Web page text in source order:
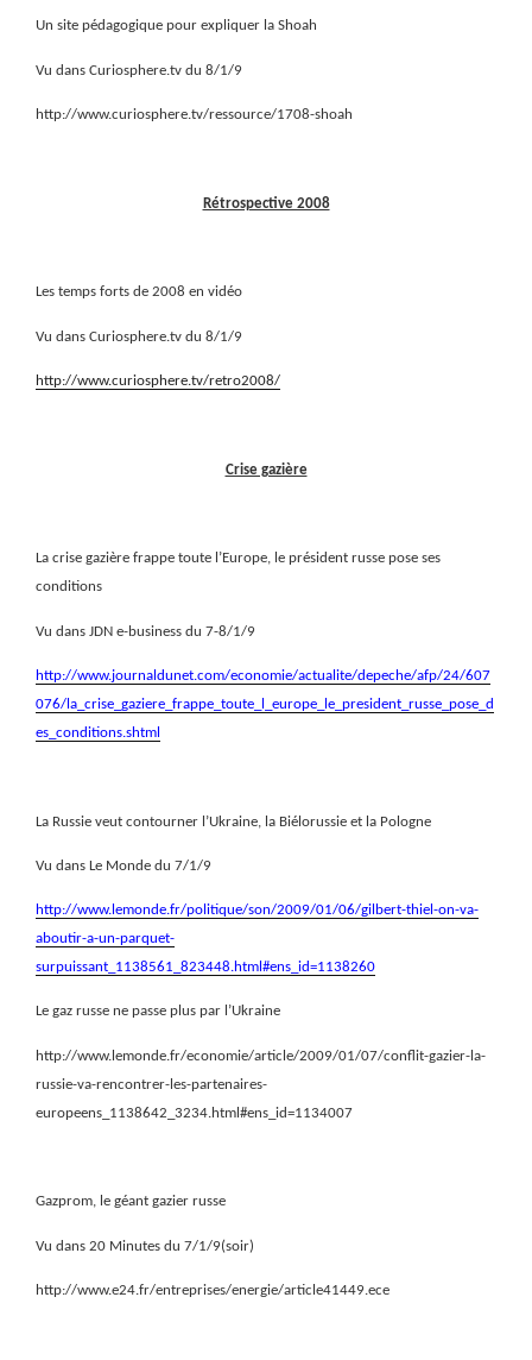
Un site pédagogique pour expliquer la Shoah
Vu dans Curiosphere.tv du 8/1/9
http://www.curiosphere.tv/ressource/1708-shoah
Rétrospective 2008
Les temps forts de 2008 en vidéo
Vu dans Curiosphere.tv du 8/1/9
http://www.curiosphere.tv/retro2008/
Crise gazière
La crise gazière frappe toute l’Europe, le président russe pose ses
conditions
Vu dans JDN e-business du 7-8/1/9
http://www.journaldunet.com/economie/actualite/depeche/afp/24/607
076/la_crise_gaziere_frappe_toute_l_europe_le_president_russe_pose_d
es_conditions.shtml
La Russie veut contourner l’Ukraine, la Biélorussie et la Pologne
Vu dans Le Monde du 7/1/9
http://www.lemonde.fr/politique/son/2009/01/06/gilbert-thiel-on-va-
aboutir-a-un-parquet-
surpuissant_1138561_823448.html#ens_id=1138260
Le gaz russe ne passe plus par l’Ukraine
http://www.lemonde.fr/economie/article/2009/01/07/conflit-gazier-la-
russie-va-rencontrer-les-partenaires-
europeens_1138642_3234.html#ens_id=1134007
Gazprom, le géant gazier russe
Vu dans 20 Minutes du 7/1/9(soir)
http://www.e24.fr/entreprises/energie/article41449.ece